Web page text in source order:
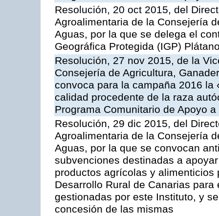
Resolución, 20 oct 2015, del
Agroalimentaria de la Consejería
Aguas, por la que se delega el
Geográfica Protegida (IGP)
Resolución, 27 nov 2015, de la
Consejería de Agricultura,
convoca para la campaña 2016
calidad procedente de la raza
Programa Comunitario de Apoyo
Resolución, 29 dic 2015, del
Agroalimentaria de la Consejería
Aguas, por la que se convocan
subvenciones destinadas a
productos agrícolas y
Desarrollo Rural de Canarias
gestionadas por este Instituto, y
concesión de las mismas